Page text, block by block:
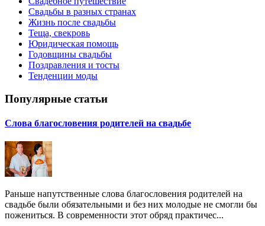
Свадьбы в разных странах
Жизнь после свадьбы
Теща, свекровь
Юридическая помощь
Годовщины свадьбы
Поздравления и тосты
Тенденции моды
Популярные статьи
Слова благословения родителей на свадьбе
Раньше напутственные слова благословения родителей на
свадьбе были обязательными и без них молодые не смогли бы
пожениться. В современности этот обряд практичес...